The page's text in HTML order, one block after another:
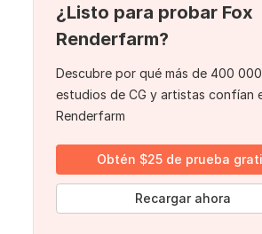
¿Listo para probar Fox
Renderfarm?
Descubre por qué más de 400 000
estudios de CG y artistas confían
Renderfarm
Obtén $25 de prueba
Recargar ahora